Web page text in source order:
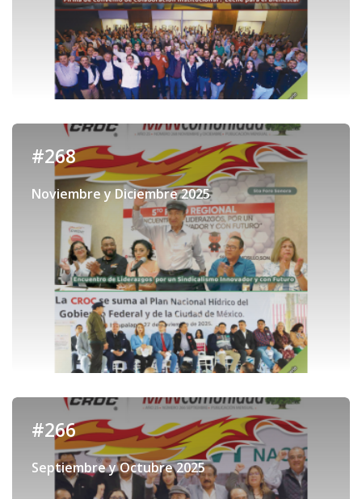
#268
Noviembre y Diciembre 2025
#266
Septiembre y Octubre 2025